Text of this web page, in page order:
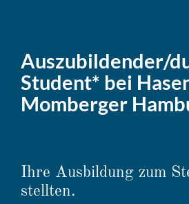
Auszubildender/​
Student* bei
Momberger
Ihre Ausbil­dung zum
stellten.